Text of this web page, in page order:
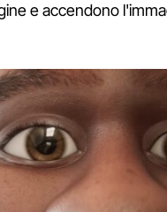
e accendono